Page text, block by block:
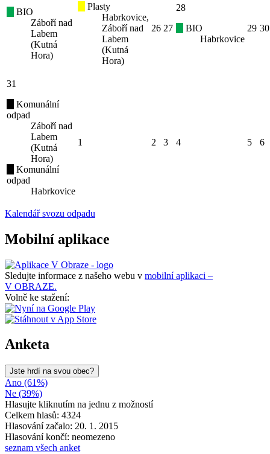
BIO
Záboří nad
Labem
(Kutná
Hora)
Plasty
Habrkovice,
Záboří nad
Labem
(Kutná
Hora)
26 27
28
BIO
Habrkovice
29 30
31
Komunální
odpad
Záboří nad
Labem
(Kutná
Hora)
Komunální
odpad
Habrkovice
1 2 3 4 5 6
Kalendář svozu odpadu
Mobilní aplikace
Sledujte informace z našeho webu v mobilní aplikaci –
V OBRAZE.
Volně ke stažení:
Anketa
Jste hrdí na svou obec?
Ano (61%)
Ne (39%)
Hlasujte kliknutím na jednu z možností
Celkem hlasů: 4324
Hlasování začalo: 20. 1. 2015
Hlasování končí: neomezeno
seznam všech anket